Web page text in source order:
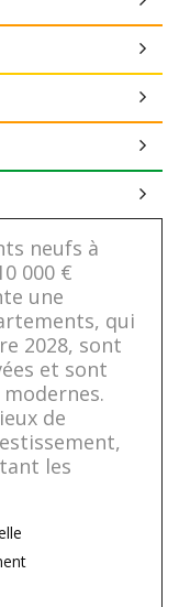
neufs à
000 €
une
qui
2028, sont
et sont
de
les